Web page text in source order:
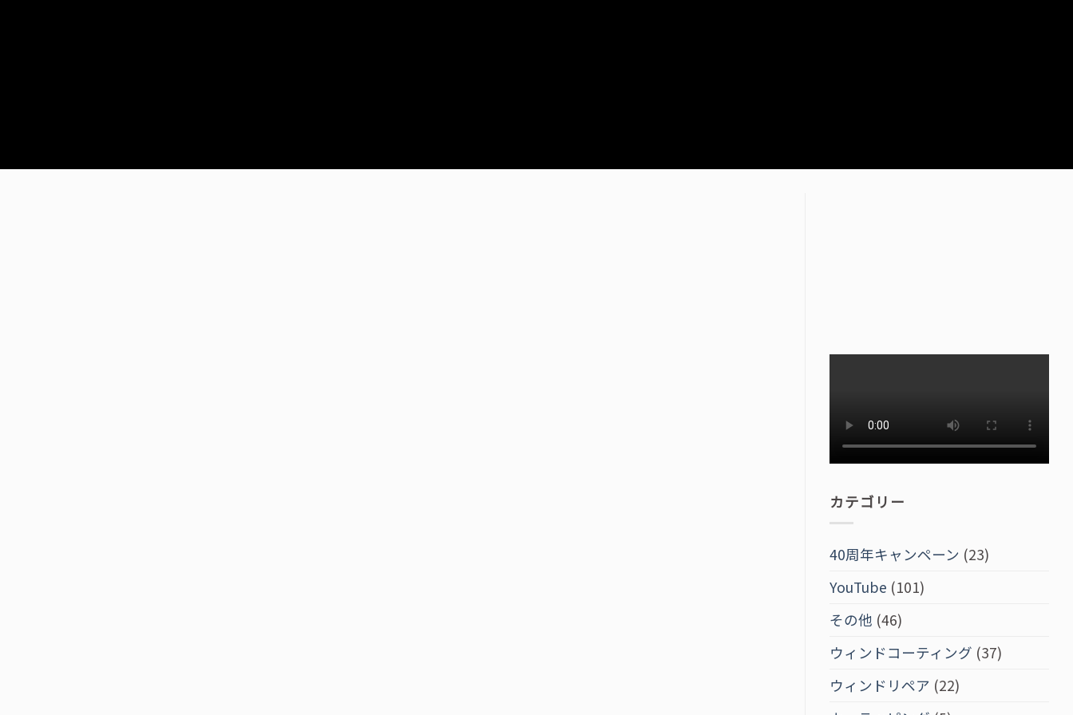
カテゴリー
40周年キャンペーン (23)
YouTube (101)
その他 (46)
ウィンドコーティング (37)
ウィンドリペア (22)